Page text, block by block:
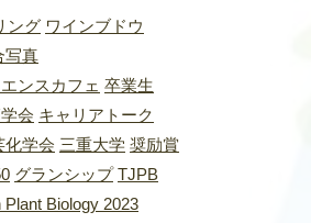
ング ワインブドウ
写真
ンスカフェ 卒業生
会 キャリアトーク
化学会 三重大学 奨励賞
グランシップ TJPB
Plant Biology 2023